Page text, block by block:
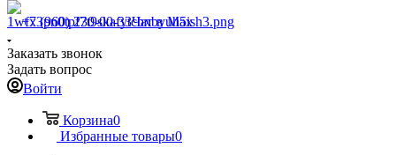
+7 (960) 230-00-33Чат в Max
Заказать звонок
Задать вопрос
Войти
Корзина0
Избранные товары0